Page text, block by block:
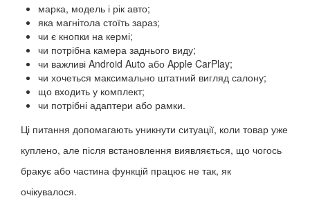
марка, модель і рік авто;
яка магнітола стоїть зараз;
чи є кнопки на кермі;
чи потрібна камера заднього виду;
чи важливі Android Auto або Apple CarPlay;
чи хочеться максимально штатний вигляд салону;
що входить у комплект;
чи потрібні адаптери або рамки.
Ці питання допомагають уникнути ситуації, коли товар уже
куплено, але після встановлення виявляється, що чогось
бракує або частина функцій працює не так, як
очікувалося.